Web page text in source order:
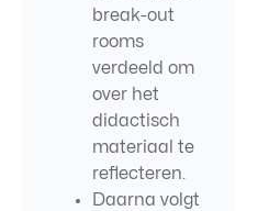
break-out
rooms
verdeeld om
over het
didactisch
materiaal te
reflecteren.
Daarna volgt